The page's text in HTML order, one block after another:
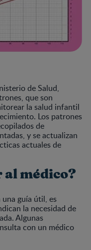
de Salud,
que son
la salud infantil
Los patrones
de
y se actualizan
actuales de
al médico?
guía útil, es
la necesidad de
Algunas
con un médico